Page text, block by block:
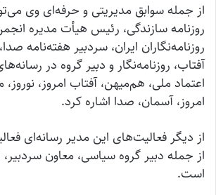
از جمله سوابق مدیریتی و حرفه‌ای وی
روزنامه سازندگی، رئیس هیأت مدیره
روزنامه‌نگاران ایران، سردبیر هفته‌نامه
آفتاب، روزنامه‌نگار و دبیر گروه در
اعتماد ملی، هم‌میهن، آفتاب امروز، نوروز،
امروز، آسمان، صدا اشاره کرد.
از دیگر فعالیت‌های این مدیر رسانه‌ای
از جمله دبیر گروه سیاسی، معاون
است.